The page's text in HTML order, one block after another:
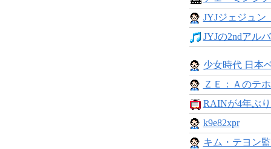
JYJジェジュ
JYJの2ndアル
少女時代 日本
ＺＥ：Ａのテ
RAINが4年ぶ
k9e82xpr
キム・テヨン